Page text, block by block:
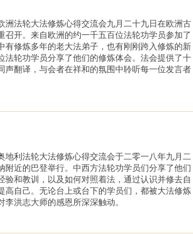
洲法轮大法修炼心得交流会九月二十九日在欧洲古
召开。来自欧洲的约一千五百位法轮功学员参加了
有修炼多年的老大法弟子，也有刚刚跨入修炼的新
法轮功学员分享了他们的修炼体会。法会提供了十
声翻译，与会者在祥和的氛围中聆听每一位发言者
地利法轮大法修炼心得交流会于二零一八年九月二
附近的巴登举行。中西方法轮功学员们分享了他们
验和教训，以及如何对照着法，通过认识并修去自
高自己。无论台上或台下的学员们，都被大法修炼
李洪志大师的感恩所深深触动。